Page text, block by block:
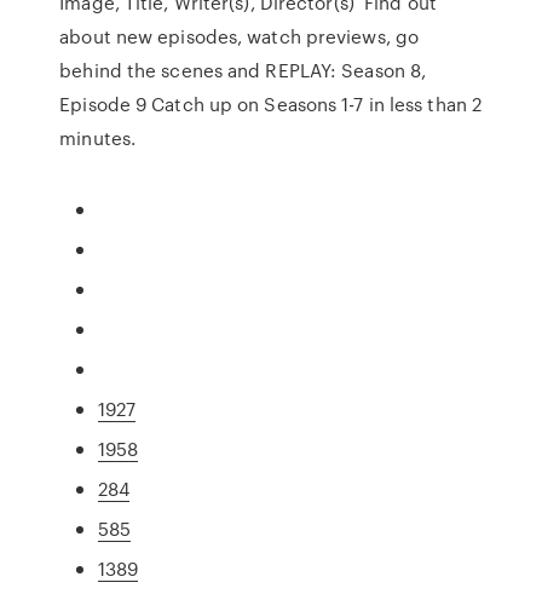
about new episodes, watch previews, go
behind the scenes and REPLAY: Season 8,
Episode 9 Catch up on Seasons 1-7 in less than 2
minutes.
1927
1958
284
585
1389